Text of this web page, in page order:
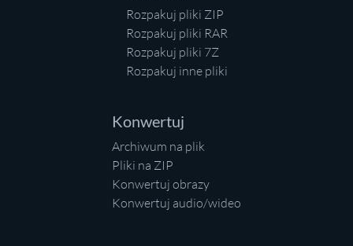
Rozpakuj pliki ZIP
Rozpakuj pliki RAR
Rozpakuj pliki 7Z
Rozpakuj inne pliki
Konwertuj
Archiwum na plik
Pliki na ZIP
Konwertuj obrazy
Konwertuj audio/wideo